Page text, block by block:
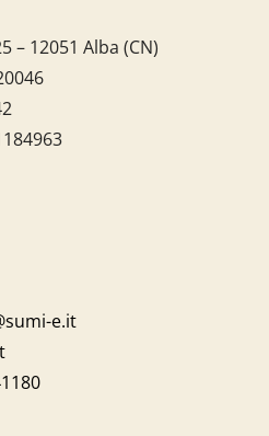
– 12051 Alba (CN)
e.it